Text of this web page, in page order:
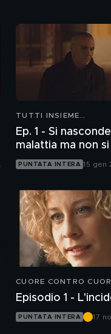
TUTTI INSIEME
Ep. 1 - Si nasconde una
malattia ma non
nascondere la
PUNTATA INTERA 15 gen
CUORE CONTRO
Episodio 1 -
PUNTATA INTERA
17